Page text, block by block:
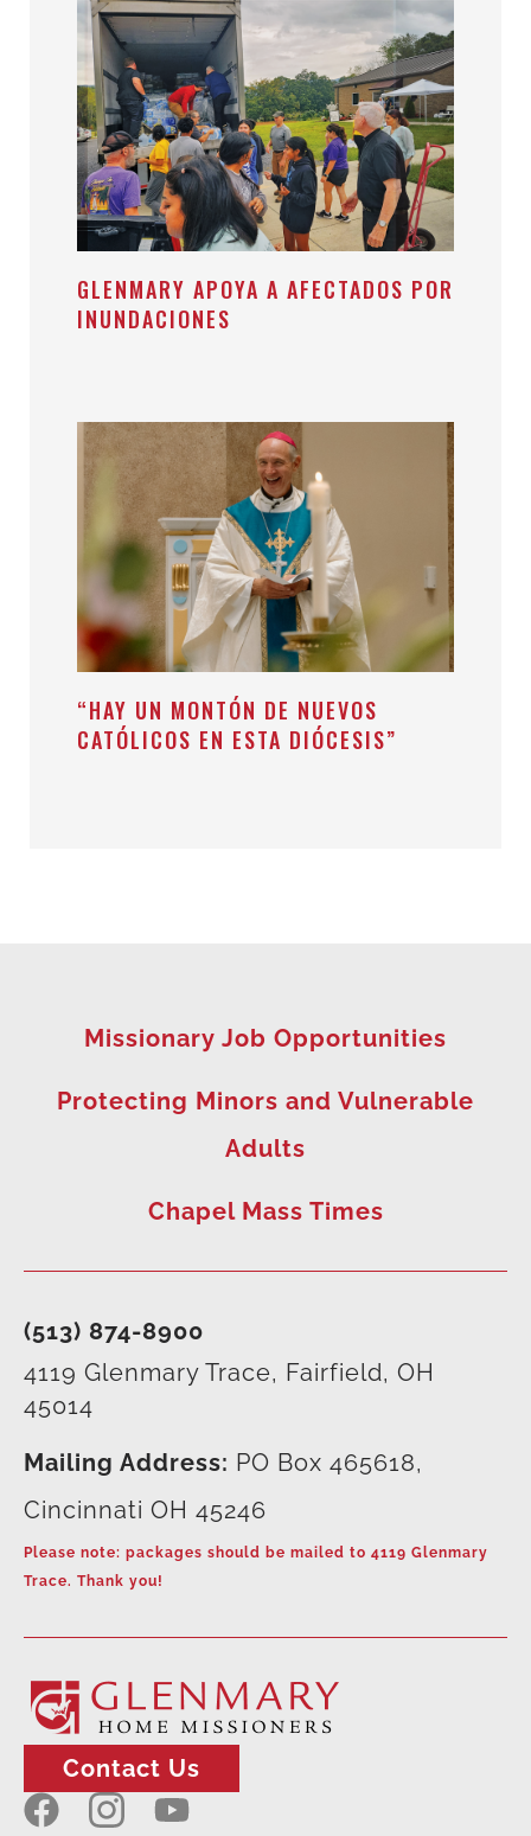
GLENMARY APOYA A AFECTADOS POR
INUNDACIONES
“HAY UN MONTÓN DE NUEVOS
CATÓLICOS EN ESTA DIÓCESIS”
Contact Us
(513) 874-8900
4119 Glenmary Trace, Fairfield, OH
45014
Mailing Address: PO Box 465618,
Cincinnati OH 45246
Please note: packages should be mailed to 4119 Glenmary
Trace. Thank you!
Missionary Job Opportunities
Protecting Minors and Vulnerable
Adults
Chapel Mass Times